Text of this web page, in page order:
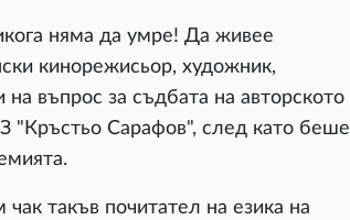
няма да умре! Да живее
кинорежисьор, художник,
въпрос за съдбата на авторското
"Кръстьо Сарафов", след като беше
такъв почитател на езика на